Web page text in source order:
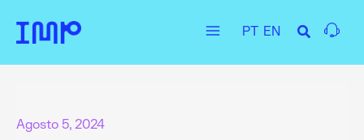
content
PT EN
Agosto 5, 2024